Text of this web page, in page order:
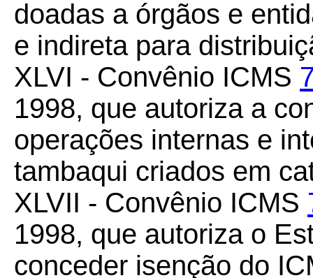
doadas a órgãos e
e indireta para
XLVI - Convênio ICMS
1998, que autoriza a
operações internas e
tambaqui criados em
XLVII - Convênio ICMS
1998, que autoriza o
conceder isenção do